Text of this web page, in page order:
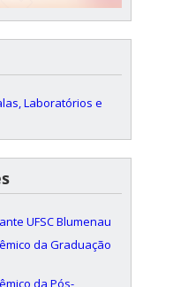
Laboratórios e
UFSC Blumenau
da Graduação
da Pós-